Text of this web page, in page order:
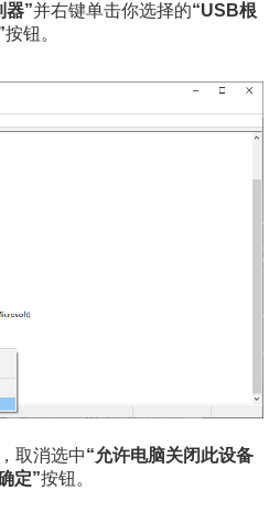
器”并右键单击你选择的“USB根
按钮。
取消选中“允许电脑关闭此设备
定”按钮。